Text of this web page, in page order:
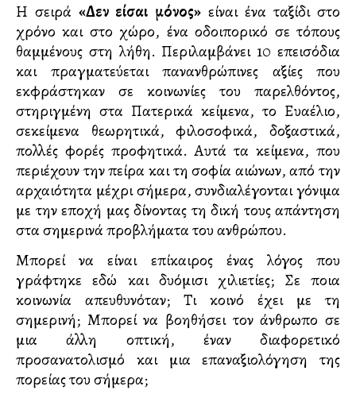
Η σειρά«Δεν είσαι μόνος»είναι ένα ταξίδι στο
χρόνο και στο χώρο, ένα οδοιπορικό σε τόπους
θαμμένους στη λήθη. Περιλαμβάνει 10 επεισόδια
και πραγματεύεται πανανθρώπινες αξίες που
εκφράστηκαν σε κοινωνίες του παρελθόντος,
στηριγμένη στα Πατερικά κείμενα, το Ευαγγέλιο,
σεκείμενα θεωρητικά, φιλοσοφικά, δοξαστικά,
πολλές φορές προφητικά. Αυτά τα κείμενα, που
περιέχουν την πείρα και τη σοφία αιώνων, από την
αρχαιότητα μέχρι σήμερα, συνδιαλέγονται γόνιμα
με την εποχή μας δίνοντας τη δική τους απάντηση
στα σημερινά προβλήματα του ανθρώπου.
Μπορεί να είναι επίκαιρος ένας λόγος που
γράφτηκε εδώ και δυόμισι χιλιετίες; Σε ποια
κοινωνία απευθυνόταν; Τι κοινό έχει με τη
σημερινή; Μπορεί να βοηθήσει τον άνθρωπο σε
μια άλλη οπτική, έναν διαφορετικό
προσανατολισμό και μια επαναξιολόγηση της
πορείας του σήμερα;